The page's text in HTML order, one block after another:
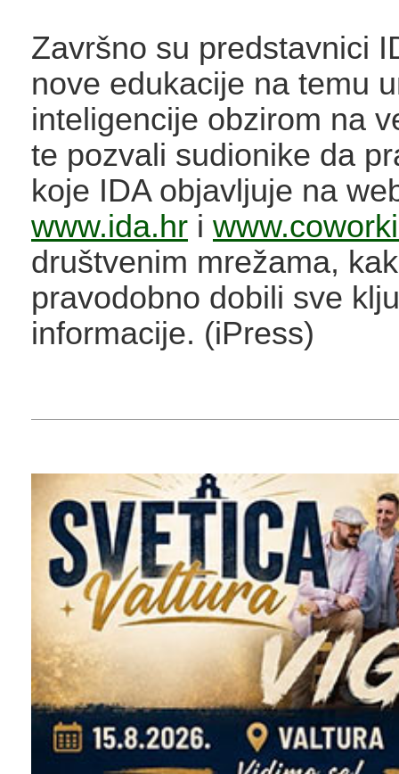
Završno su predstavnici
nove edukacije na temu
inteligencije obzirom na
te pozvali sudionike da
koje IDA objavljuje na
www.ida.hr i
društvenim mrežama,
pravodobno dobili sve
informacije. (iPress)